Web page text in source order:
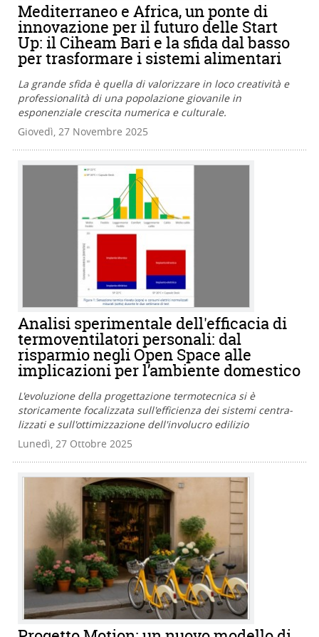
Mediterraneo e Africa, un ponte di
innovazione per il futuro delle Start
Up: il Ciheam Bari e la sfida dal basso
per trasformare i sistemi alimentari
La grande sfida è quella di valorizzare in loco creatività e
professionalità di una popolazione giovanile in
esponenziale crescita numerica e culturale.
Giovedì, 27 Novembre 2025
Analisi sperimentale dell'efficacia di
termoventilatori personali: dal
risparmio negli Open Space alle
implicazioni per l’ambiente domestico
L'evoluzione della progettazione termotecnica si è
storicamente focalizzata sull'efficienza dei sistemi centra-
lizzati e sull'ottimizzazione dell'involucro edilizio
Lunedì, 27 Ottobre 2025